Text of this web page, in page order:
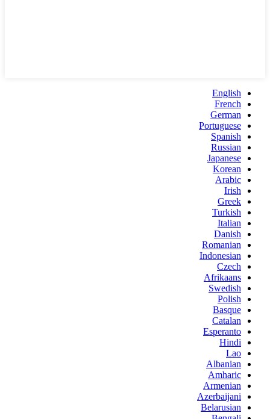
English
French
German
Portuguese
Spanish
Russian
Japanese
Korean
Arabic
Irish
Greek
Turkish
Italian
Danish
Romanian
Indonesian
Czech
Afrikaans
Swedish
Polish
Basque
Catalan
Esperanto
Hindi
Lao
Albanian
Amharic
Armenian
Azerbaijani
Belarusian